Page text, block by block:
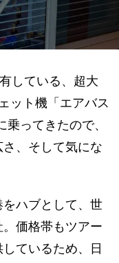
キン
ンドリーチキン
ーフの煮込みロ
リーム
している、超大
ット機「エアバス
ってきたので、
、そして気にな
ハブとして、世
価格帯もツアー
ているため、日